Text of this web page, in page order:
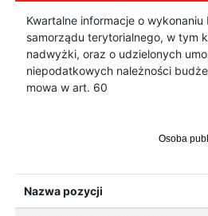
Kwartalne informacje o
samorządu terytorialnego, w tym
nadwyżki, oraz o udzielonych
niepodatkowych należności
mowa w art. 60
Osoba
Nazwa pozycji